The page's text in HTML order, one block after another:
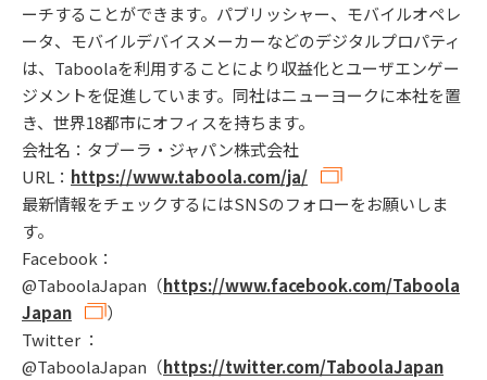
ーチすることができます。パブリッシャー、モバイルオペレ
ータ、モバイルデバイスメーカーなどのデジタルプロパティ
は、Taboolaを利用することにより収益化とユーザエンゲー
ジメントを促進しています。同社はニューヨークに本社を置
き、世界18都市にオフィスを持ちます。
会社名：タブーラ・ジャパン株式会社
URL： https://www.taboola.com/ja/
最新情報をチェックするにはSNSのフォローをお願いしま
す。
Facebook：
@TaboolaJapan（https://www.facebook.com/Taboola
Japan
）
Twitter ：
@TaboolaJapan（https://twitter.com/TaboolaJapan